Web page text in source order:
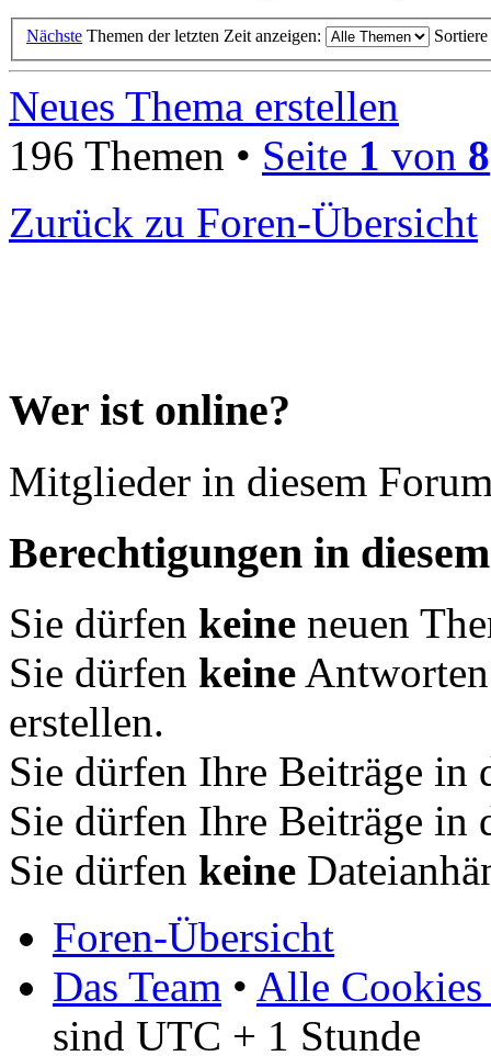
Nächste Themen der letzten Zeit anzeigen:
Neues Thema erstellen
196 Themen • Seite 1 von 8
Zurück zu Foren-Übersicht
Wer ist online?
Mitglieder in diesem
Berechtigungen in
Sie dürfen keine neuen
Sie dürfen keine
erstellen.
Sie dürfen Ihre Beiträge in
Sie dürfen Ihre Beiträge in
Sie dürfen keine
Foren-Übersicht
Das Team • Alle Cookies
sind UTC + 1 Stunde